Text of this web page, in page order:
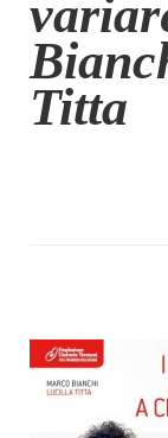
Chi siamo
Dicono di Noi
Rassegna
Giallo Stresa
Premio Chiara
Tabù
Titta